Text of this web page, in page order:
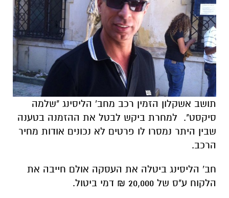
תושב אשקלון הזמין רכב מחב' הליסינג "שלמה
סיקסט". למחרת ביקש לבטל את ההזמנה בטענה
שבין היתר נמסרו לו פרטים לא נכונים אודות מחיר
הרכב.
חב' הליסינג ביטלה את העסקה אולם חייבה את
הלקוח ע"ס של 20,000 ₪ דמי ביטול.